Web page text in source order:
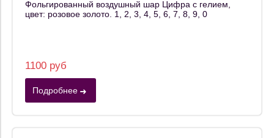
Фольгированный воздушный шар Цифра с гелием,
цвет: розовое золото. 1, 2, 3, 4, 5, 6, 7, 8, 9, 0
1100 руб
Подробнее